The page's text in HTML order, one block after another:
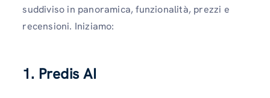
suddiviso in panoramica, funzionalità, prezzi e
recensioni. Iniziamo:
1. Predis AI